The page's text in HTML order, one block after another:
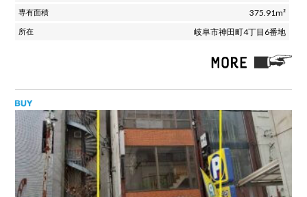
375.91m²
岐阜市神田町4丁目6番地